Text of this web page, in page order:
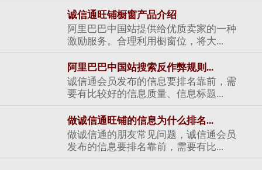
诚信通旺铺橱窗产品介绍
阿里巴巴中国站提供给优质卖家的一种
激励服务。合理利用橱窗位，将大...
阿里巴巴中国站搜索反作弊规则...
诚信通会员发布的信息要排名靠前，需
要有比较好的信息质量、信息标题...
做诚信通旺铺的信息为什么排名...
做诚信通的朋友常见问题，诚信通会员
发布的信息要排名靠前，需要有比...